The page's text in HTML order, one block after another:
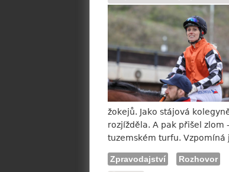
žokejů. Jako stájová
rozjížděla. A pak přišel
tuzemském turfu.
Zpravodajství
Rozhovor